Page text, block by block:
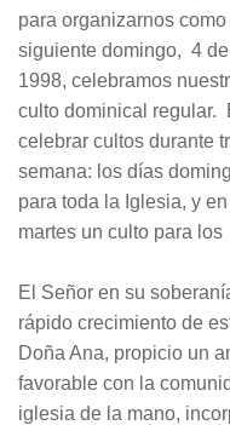
para organizarnos como
siguiente domingo, 4
1998, celebramos
culto dominical regular.
celebrar cultos durante
semana: los días
para toda la Iglesia, y
martes un culto para
El Señor en su
rápido crecimiento de
Doña Ana, propicio un
favorable con la
iglesia de la mano,